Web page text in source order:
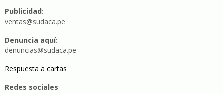
Publicidad:
ventas@sudaca.pe
Denuncia aquí:
denuncias@sudaca.pe
Respuesta a cartas
Redes sociales